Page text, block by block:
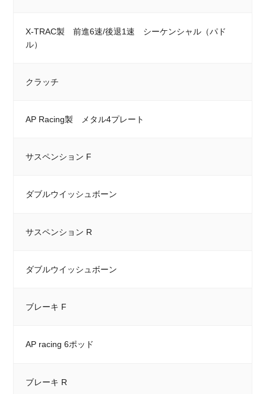
X-TRAC製 前進6速/後退1速 シーケンシャル（パド
ル）
クラッチ
AP Racing製 メタル4プレート
サスペンション F
ダブルウイッシュボーン
サスペンション R
ダブルウイッシュボーン
ブレーキ F
AP racing 6ポッド
ブレーキ R